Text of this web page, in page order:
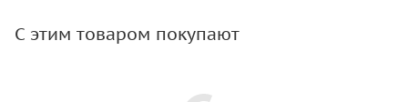
С этим товаром покупают